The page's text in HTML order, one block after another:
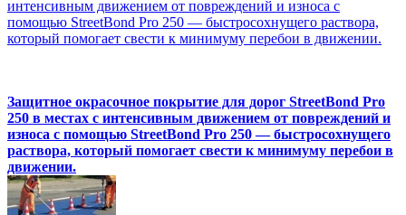
интенсивным движением от повреждений и износа с
помощью StreetBond Pro 250 — быстросохнущего раствора,
который помогает свести к минимуму перебои в движении.
Защитное окрасочное покрытие для дорог StreetBond Pro
250 в местах с интенсивным движением от повреждений и
износа с помощью StreetBond Pro 250 — быстросохнущего
раствора, который помогает свести к минимуму перебои в
движении.